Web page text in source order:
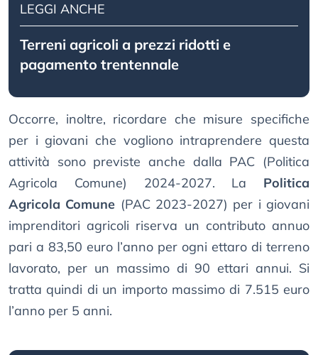
LEGGI ANCHE
Terreni agricoli a prezzi ridotti e
pagamento trentennale
Occorre, inoltre, ricordare che misure specifiche
per i giovani che vogliono intraprendere questa
attività sono previste anche dalla PAC (Politica
Agricola Comune) 2024-2027. La Politica
Agricola Comune (PAC 2023-2027) per i giovani
imprenditori agricoli riserva un contributo annuo
pari a 83,50 euro l’anno per ogni ettaro di terreno
lavorato, per un massimo di 90 ettari annui. Si
tratta quindi di un importo massimo di 7.515 euro
l’anno per 5 anni.